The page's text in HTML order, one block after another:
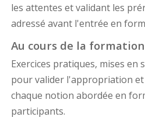
les attentes et validant les
adressé avant l'entrée en
Au cours de la formation
Exercices pratiques, mises en
pour valider l'appropriation
chaque notion abordée en
participants.